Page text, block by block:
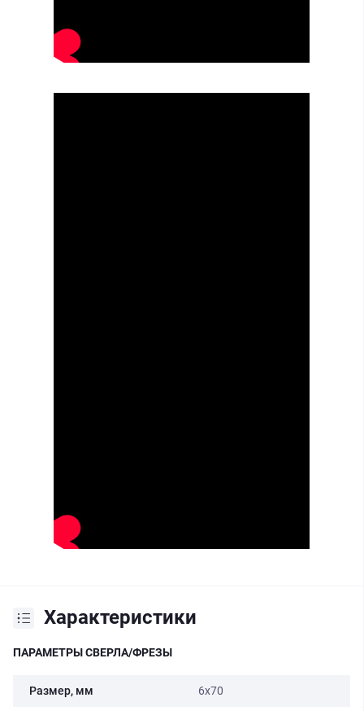
Характеристики
ПАРАМЕТРЫ СВЕРЛА/ФРЕЗЫ
Размер, мм 6x70